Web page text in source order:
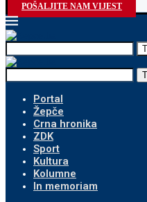
POŠALJITE NAM VIJEST
Portal
Žepče
Crna hronika
ZDK
Sport
Kultura
Kolumne
In memoriam